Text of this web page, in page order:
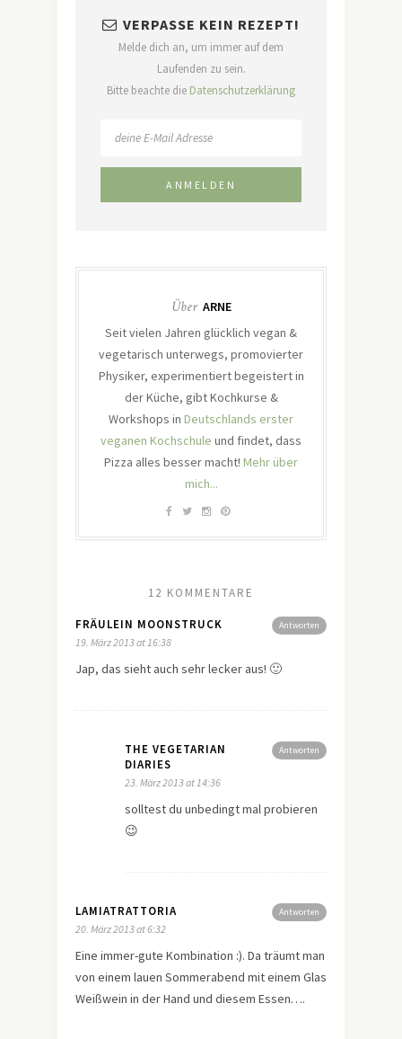
VERPASSE KEIN REZEPT!
Melde dich an, um immer auf dem
Laufenden zu sein.
Bitte beachte die Datenschutzerklärung
Über ARNE
Seit vielen Jahren glücklich vegan &
vegetarisch unterwegs, promovierter
Physiker, experimentiert begeistert in
der Küche, gibt Kochkurse &
Workshops in Deutschlands erster
veganen Kochschule und findet, dass
Pizza alles besser macht! Mehr über
mich...
12 KOMMENTARE
Antworten
FRÄULEIN MOONSTRUCK
19. März 2013 at 16:38
Jap, das sieht auch sehr lecker aus! 🙂
Antworten
THE VEGETARIAN
DIARIES
23. März 2013 at 14:36
solltest du unbedingt mal probieren
😉
Antworten
LAMIATRATTORIA
20. März 2013 at 6:32
Eine immer-gute Kombination :). Da träumt man
von einem lauen Sommerabend mit einem Glas
Weißwein in der Hand und diesem Essen….